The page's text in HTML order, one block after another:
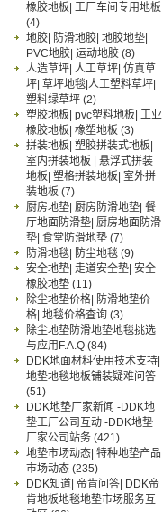
橡胶地板| 工厂车间专用地板
(4)
地胶| 防滑地胶| 地胶地垫|
PVC地胶| 运动地胶 (8)
人造草坪| 人工草坪| 仿真草
坪| 草坪地毯|人工塑料草坪|
塑料绿草坪 (2)
塑胶地板| pvc塑料地板| 工业
橡胶地板| 橡塑地板 (3)
拼装地板| 塑胶拼装式地板|
室内拼装地板 | 悬浮式拼装
地板| 塑格拼装地板| 室外拼
装地板 (7)
厨房地垫| 厨房防滑地垫| 餐
厅地面防滑垫| 厨房地面防滑
垫| 食堂防滑地垫 (7)
防滑地毯| 防尘地毯 (9)
安全地垫| 走道安全垫| 安全
橡胶地垫 (11)
除尘地垫价格| 防滑地垫价
格| 地毯价格查询 (3)
除尘地垫防滑地垫地毯挑选
与应用F.A.Q (84)
DDK地面材料使用技术支持|
地垫地毯地板铺装疑难问答
(51)
DDK地垫厂家新闻 -DDK地
垫工厂公司互动 -DDK地垫
厂家公司站务 (421)
地垫市场动态| 特种地垫产品
市场动态 (235)
DDK知道| 帝肯问答| DDK帝
肯地板地毯地垫市场服务互